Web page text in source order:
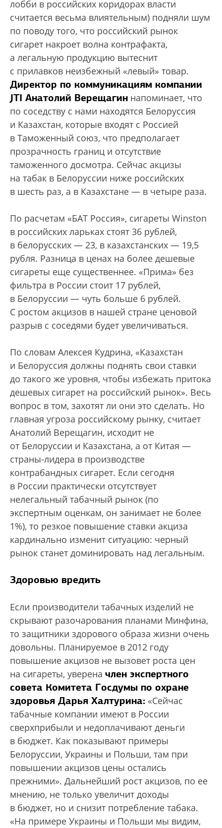
лобби в российских коридорах власти
считается весьма влиятельным) подняли шум
по поводу того, что российский рынок
сигарет накроет волна контрафакта,
а легальную продукцию вытеснит
с прилавков неизбежный «левый» товар.
Директор по коммуникациям компании
JTI Анатолий Верещагин напоминает, что
по соседству с нами находятся Белоруссия
и Казахстан, которые входят с Россией
в Таможенный союз, что предполагает
прозрачность границ и отсутствие
таможенного досмотра. Сейчас акцизы
на табак в Белоруссии ниже российских
в шесть раз, а в Казахстане — в четыре раза.
По расчетам «БАТ Россия», сигареты Winston
в российских ларьках стоят 36 рублей,
в белорусских — 23, в казахстанских — 19,5
рубля. Разница в ценах на более дешевые
сигареты еще существеннее. «Прима» без
фильтра в России стоит 17 рублей,
в Белоруссии — чуть больше 6 рублей.
С ростом акцизов в нашей стране ценовой
разрыв с соседями будет увеличиваться.
По словам Алексея Кудрина, «Казахстан
и Белоруссия должны поднять свои ставки
до такого же уровня, чтобы избежать притока
дешевых сигарет на российский рынок». Весь
вопрос в том, захотят ли они это сделать. Но
главная угроза российскому рынку, считает
Анатолий Верещагин, исходит не
от Белоруссии и Казахстана, а от Китая —
страны-лидера в производстве
контрабандных сигарет. Если сегодня
в России практически отсутствует
нелегальный табачный рынок (по
экспертным оценкам, он занимает не более
1%), то резкое повышение ставки акциза
кардинально изменит ситуацию: черный
рынок станет доминировать над легальным.
Здоровью вредить
Если производители табачных изделий не
скрывают разочарования планами Минфина,
то защитники здорового образа жизни очень
довольны. Планируемое в 2012 году
повышение акцизов не вызовет роста цен
на сигареты, уверена член экспертного
совета Комитета Госдумы по охране
здоровья Дарья Халтурина: «Сейчас
табачные компании имеют в России
сверхприбыли и недоплачивают деньги
в бюджет. Как показывают примеры
Белоруссии, Украины и Польши, там при
повышении акцизов цены остались
прежними». Дальнейший рост акцизов, по ее
мнению, не только увеличит доходы
в бюджет, но и снизит потребление табака.
«На примере Украины и Польши мы видим,